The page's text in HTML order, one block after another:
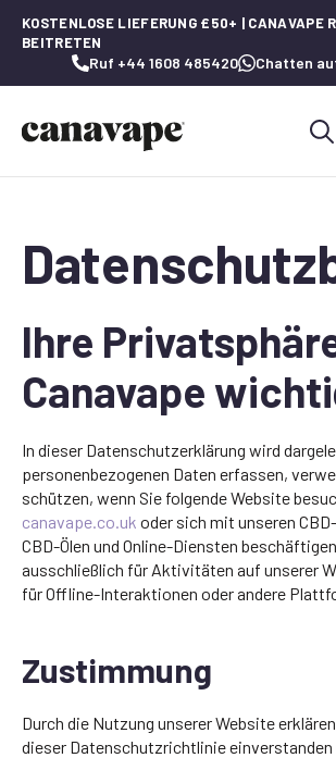
KOSTENLOSE LIEFERUNG £50+ | CANAVAPE
BEITRETEN
Ruf +44 1608 485420 Chatten
Ihre
Canavape
In dieser Datenschutzerklärung wird
personenbezogenen Daten erfassen,
schützen, wenn Sie folgende Website
canavape.co.uk oder sich mit unseren
CBD-Ölen und Online-Diensten
ausschließlich für Aktivitäten auf unserer
für Offline-Interaktionen oder andere
Zustimmung
Durch die Nutzung unserer Website
dieser Datenschutzrichtlinie einverstanden